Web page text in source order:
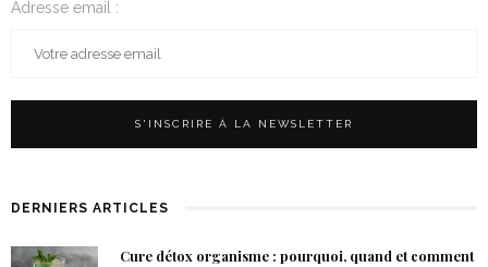
Adresse email :
DERNIERS ARTICLES
Cure détox organisme : pourquoi, quand et comment